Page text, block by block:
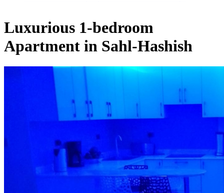
Luxurious 1-bedroom
Apartment in Sahl-Hashish